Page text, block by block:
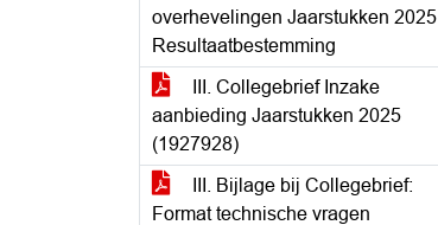
overhevelingen Jaarstukken 2025
Resultaatbestemming
III. Collegebrief Inzake
aanbieding Jaarstukken 2025
(1927928)
III. Bijlage bij Collegebrief:
Format technische vragen